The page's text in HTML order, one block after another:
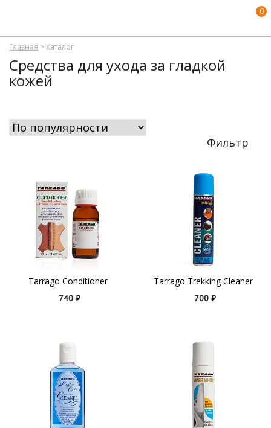
0
Главная > Каталог
Средства для ухода за гладкой
кожей
Фильтр
Tarrago Conditioner
740 ₽
Tarrago Trekking Cleaner
700 ₽